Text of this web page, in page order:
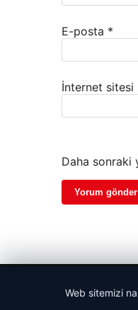
E-posta *
İnternet sitesi
Daha sonraki
Web sitemizi